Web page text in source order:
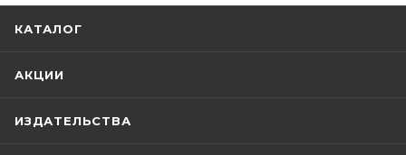
КАТАЛОГ
АКЦИИ
ИЗДАТЕЛЬСТВА